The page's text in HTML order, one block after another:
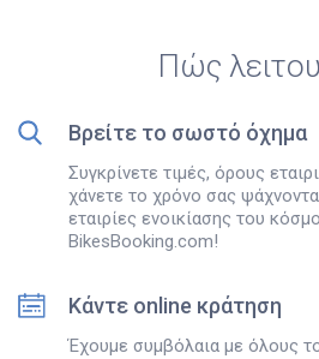
Πώς
Βρείτε το σωστό όχημα
Συγκρίνετε τιμές, όρους
χάνετε το χρόνο σας
εταιρίες ενοικίασης του
BikesBooking.com!
Κάντε online κράτηση
Έχουμε συμβόλαια με όλους